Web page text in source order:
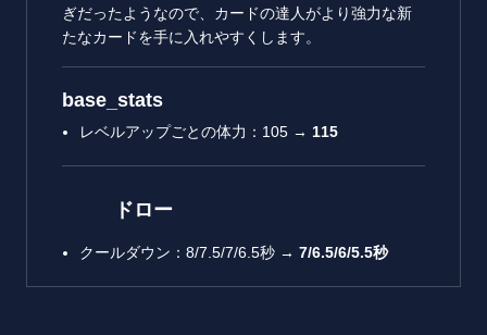
ぎだったようなので、カードの達人がより強力な新
たなカードを手に入れやすくします。
base_stats
レベルアップごとの体力：105 → 115
ドロー
クールダウン：8/7.5/7/6.5秒 → 7/6.5/6/5.5秒